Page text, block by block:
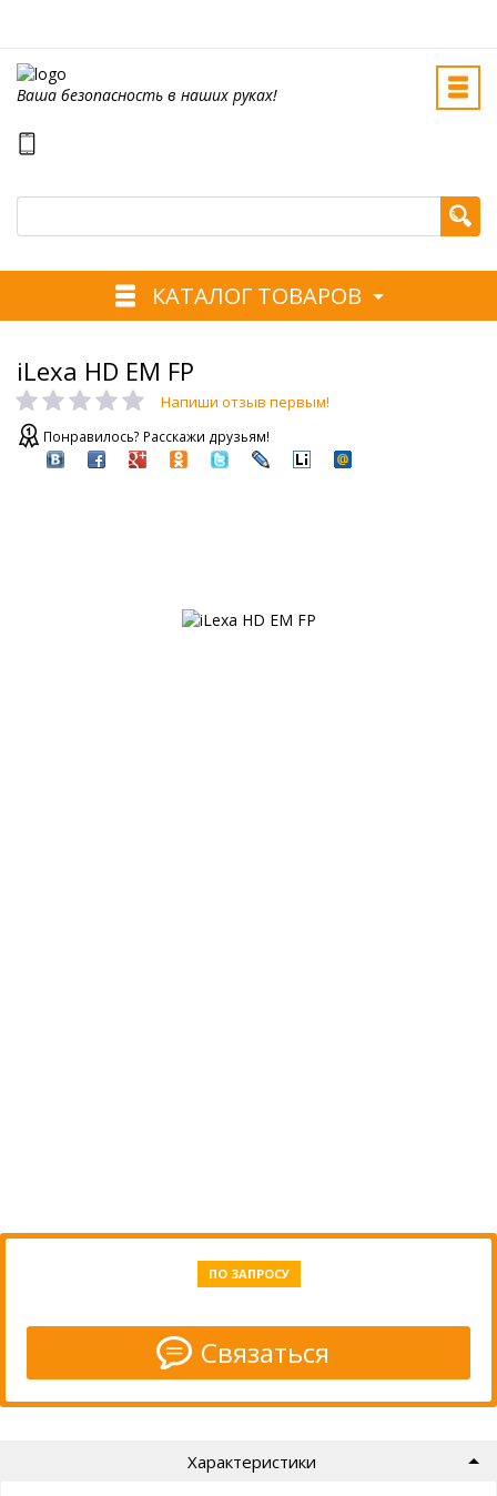
Ваша безопасность в наших руках!
КАТАЛОГ ТОВАРОВ
iLexa HD EM FP
Напиши отзыв первым!
Понравилось? Расскажи друзьям!
ПО ЗАПРОСУ
Связаться
Характеристики